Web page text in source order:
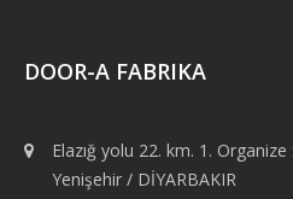
DOOR-A FABRIKA
Elazığ yolu 22. km. 1.
Yenişehir / DİYARBAKIR